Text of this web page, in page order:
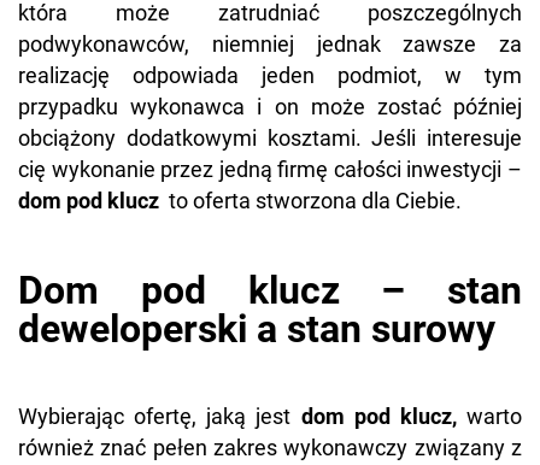
która może zatrudniać poszczególnych
podwykonawców, niemniej jednak zawsze za
realizację odpowiada jeden podmiot, w tym
przypadku wykonawca i on może zostać później
obciążony dodatkowymi kosztami. Jeśli interesuje
cię wykonanie przez jedną firmę całości inwestycji –
dom pod klucz to oferta stworzona dla Ciebie.
Dom pod klucz – stan
deweloperski a stan surowy
Wybierając ofertę, jaką jest dom pod klucz,warto
również znać pełen zakres wykonawczy związany z